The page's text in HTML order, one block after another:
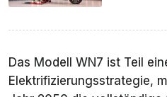
Das Modell WN7 ist Teil
Elektrifizierungsstrategie,